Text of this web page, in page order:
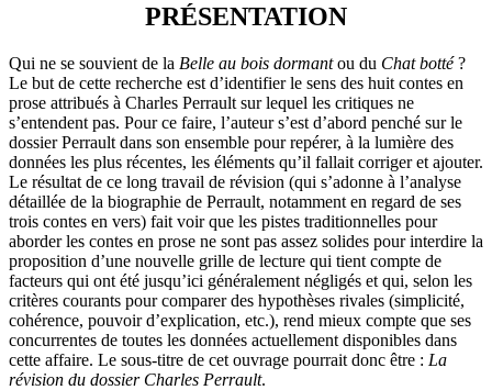
PRÉSENTATION
Qui ne se souvient de la Belle au bois dormantou du Chat botté?
Le but de cette recherche est d’identifier le sens des huit contes en
prose attribués à Charles Perrault sur lequel les critiques ne
s’entendent pas. Pour ce faire, l’auteur s’est d’abord penché sur le
dossier Perrault dans son ensemble pour repérer, à la lumière des
données les plus récentes, les éléments qu’il fallait corriger et ajouter.
Le résultat de ce long travail de révision (qui s’adonne à l’analyse
détaillée de la biographie de Perrault, notamment en regard de ses
trois contes en vers) fait voir que les pistes traditionnelles pour
aborder les contes en prose ne sont pas assez solides pour interdire la
proposition d’une nouvelle grille de lecture qui tient compte de
facteurs qui ont été jusqu’ici généralement négligés et qui, selon les
critères courants pour comparer des hypothèses rivales (simplicité,
cohérence, pouvoir d’explication, etc.), rend mieux compte que ses
concurrentes de toutes les données actuellement disponibles dans
cette affaire. Le sous-titre de cet ouvrage pourrait donc être : La
révision du dossier Charles Perrault.